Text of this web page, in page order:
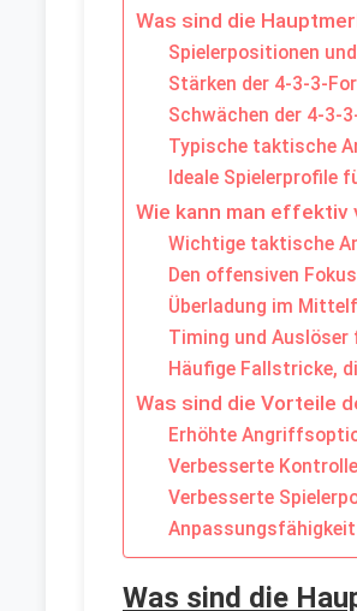
Was sind die
Spielerpositionen
Stärken der 4-3-3-
Schwächen der 4-3-
Typische taktische
Ideale Spielerprofile
Wie kann man effektiv
Wichtige taktische
Den offensiven
Überladung im
Timing und Auslöser
Häufige Fallstricke,
Was sind die Vorteile
Erhöhte
Verbesserte
Verbesserte
Was sind die